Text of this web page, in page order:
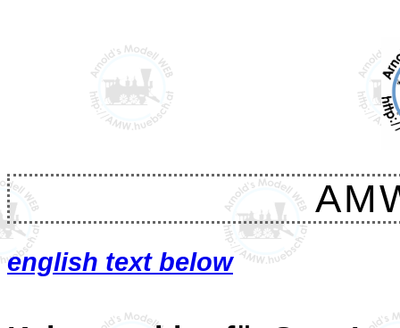
english text below